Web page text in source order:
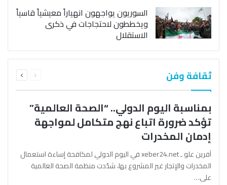
السوريون يواجهون انهياراً معيشياً قاسياً
ويخططون لاحتجاجات في ذكرى
الاستقلال
ثقافة وفن الصفحةالصفحة
بمناسبة اليوم الدولي.. “الصحة العالمية”
تؤكد ضرورة اتباع نهج متكامل لمواجهة
إدمان المخدرات
آفرين علو ـ xeber24.net في اليوم الدولي لمكافحة إساءة استعمال
المخدرات والإتجار غير المشروع بها، شدّدت منظمة الصحة العالمية
على…